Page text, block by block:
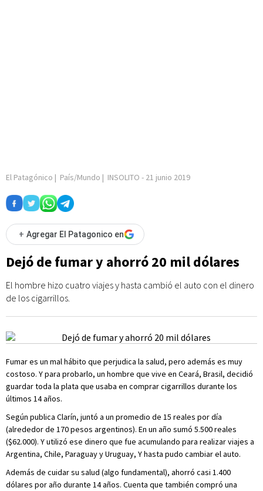
El Patagónico | País/Mundo | INSOLITO - 21 junio 2019
+ Agregar El Patagonico en
Dejó de fumar y ahorró 20 mil dólares
El hombre hizo cuatro viajes y hasta cambió el auto con el dinero
de los cigarrillos.
Fumar es un mal hábito que perjudica la salud, pero además es muy
costoso. Y para probarlo, un hombre que vive en Ceará, Brasil, decidió
guardar toda la plata que usaba en comprar cigarrillos durante los
últimos 14 años.
Según publica Clarín, juntó a un promedio de 15 reales por día
(alrededor de 170 pesos argentinos). En un año sumó 5.500 reales
($62.000). Y utilizó ese dinero que fue acumulando para realizar viajes a
Argentina, Chile, Paraguay y Uruguay, Y hasta pudo cambiar el auto.
Además de cuidar su salud (algo fundamental), ahorró casi 1.400
dólares por año durante 14 años. Cuenta que también compró una